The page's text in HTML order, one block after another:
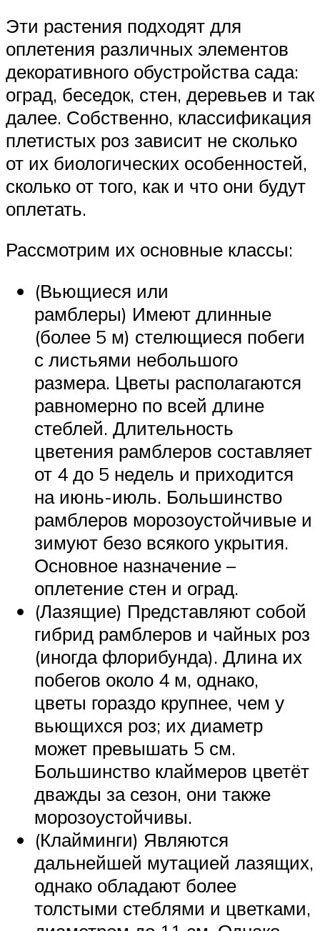
Эти растения подходят для
оплетения различных элементов
декоративного обустройства сада:
оград, беседок, стен, деревьев и так
далее. Собственно, классификация
плетистых роз зависит не сколько
от их биологических особенностей,
сколько от того, как и что они будут
оплетать.
Рассмотрим их основные классы:
(Вьющиеся или
рамблеры) Имеют длинные
(более 5 м) стелющиеся побеги
с листьями небольшого
размера. Цветы располагаются
равномерно по всей длине
стеблей. Длительность
цветения рамблеров составляет
от 4 до 5 недель и приходится
на июнь-июль. Большинство
рамблеров морозоустойчивые и
зимуют безо всякого укрытия.
Основное назначение –
оплетение стен и оград.
(Лазящие) Представляют собой
гибрид рамблеров и чайных роз
(иногда флорибунда). Длина их
побегов около 4 м, однако,
цветы гораздо крупнее, чем у
вьющихся роз; их диаметр
может превышать 5 см.
Большинство клаймеров цветёт
дважды за сезон, они также
морозоустойчивы.
(Клайминги) Являются
дальнейшей мутацией лазящих,
однако обладают более
толстыми стеблями и цветками,